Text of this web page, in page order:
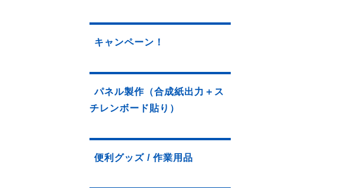
キャンペーン！
パネル製作（合成紙出力＋ス
チレンボード貼り）
便利グッズ / 作業用品